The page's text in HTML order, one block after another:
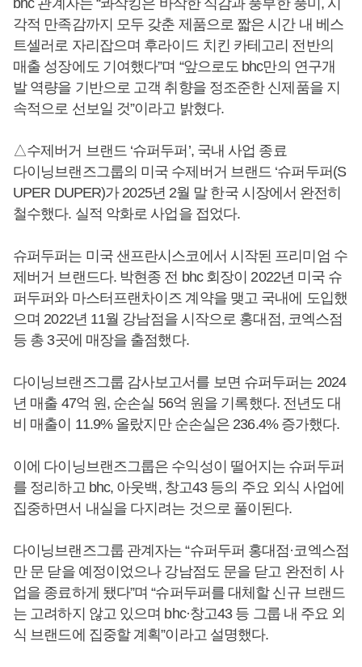
각적 만족감까지 모두 갖춘 제품으로 짧은 시간 내 베스
트셀러로 자리잡으며 후라이드 치킨 카테고리 전반의
매출 성장에도 기여했다”며 “앞으로도 bhc만의 연구개
발 역량을 기반으로 고객 취향을 정조준한 신제품을 지
속적으로 선보일 것”이라고 밝혔다.
△수제버거 브랜드 ‘슈퍼두퍼’, 국내 사업 종료
다이닝브랜즈그룹의 미국 수제버거 브랜드 ‘슈퍼두퍼(S
UPER DUPER)가 2025년 2월 말 한국 시장에서 완전히
철수했다. 실적 악화로 사업을 접었다.
슈퍼두퍼는 미국 샌프란시스코에서 시작된 프리미엄 수
제버거 브랜드다. 박현종 전 bhc 회장이 2022년 미국 슈
퍼두퍼와 마스터프랜차이즈 계약을 맺고 국내에 도입했
으며 2022년 11월 강남점을 시작으로 홍대점, 코엑스점
등 총 3곳에 매장을 출점했다.
다이닝브랜즈그룹 감사보고서를 보면 슈퍼두퍼는 2024
년 매출 47억 원, 순손실 56억 원을 기록했다. 전년도 대
비 매출이 11.9% 올랐지만 순손실은 236.4% 증가했다.
이에 다이닝브랜즈그룹은 수익성이 떨어지는 슈퍼두퍼
를 정리하고 bhc, 아웃백, 창고43 등의 주요 외식 사업에
집중하면서 내실을 다지려는 것으로 풀이된다.
다이닝브랜즈그룹 관계자는 “슈퍼두퍼 홍대점·코엑스점
만 문 닫을 예정이었으나 강남점도 문을 닫고 완전히 사
업을 종료하게 됐다”며 “슈퍼두퍼를 대체할 신규 브랜드
는 고려하지 않고 있으며 bhc·창고43 등 그룹 내 주요 외
식 브랜드에 집중할 계획”이라고 설명했다.